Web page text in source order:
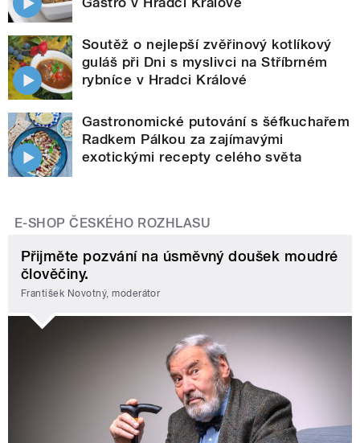
Soutěž o nejlepší zvěřinový kotlíkový
guláš při Dni s myslivci na Stříbrném
rybníce v Hradci Králové
Gastronomické putování s šéfkuchařem
Radkem Pálkou za zajímavými
exotickými recepty celého světa
E-SHOP ČESKÉHO ROZHLASU
Přijměte pozvání na úsměvný doušek moudré
člověčiny.
František Novotný, moderátor